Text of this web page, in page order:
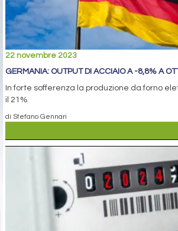
22 novembre 2023
GERMANIA: OUTPUT DI ACCIAIO A -8,8% A
In forte sofferenza la produzione da forno
il 21%
di Stefano Gennari